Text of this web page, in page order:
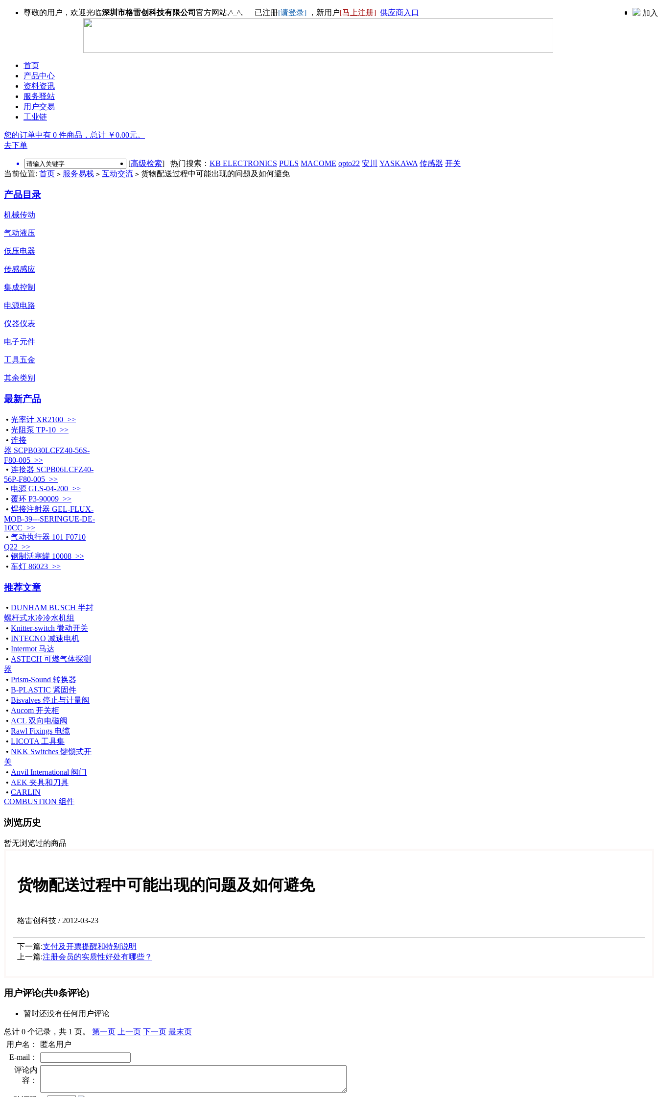
尊敬的用户，欢迎光临深圳市格雷创科技有限公司 官方网站,^_^, 已注册[请登录] ，新用户[马上注册] 供应商入口 加
首页
产品中心
资料资讯
服务驿站
用户交易
工业链
您的订单中有 0 件商品，总计 ￥0.00元。
去下单
[高级检索] 热门搜索： KB ELECTRONICS PULS MACOME opto22 安川 YASKAWA 传感器 开关
当前位置: 首页 > 服务易栈 > 互动交流 > 货物配送过程中可能出现的问题及如何避免
产品目录
机械传动
气动液压
低压电器
传感感应
集成控制
电源电路
仪器仪表
电子元件
工具五金
其余类别
最新产品
• 光率计 XR2100 >>
• 光阻泵 TP-10 >>
• 连接
器 SCPB030LCFZ40-56S-
F80-005 >>
• 连接器 SCPB06LCFZ40-
56P-F80-005 >>
• 电源 GLS-04-200 >>
• 覆环 P3-90009 >>
• 焊接注射器 GEL-FLUX-
MOB-39---SERINGUE-DE-
10CC >>
• 气动执行器 101 F0710
Q22 >>
• 钢制活塞罐 10008 >>
• 车灯 86023 >>
推荐文章
• DUNHAM BUSCH 半封
螺杆式水冷冷水机组
• Knitter-switch 微动开关
• INTECNO 减速电机
• Intermot 马达
• ASTECH 可燃气体探测
器
• Prism-Sound 转换器
• B-PLASTIC 紧固件
• Bisvalves 停止与计量阀
• Aucom 开关柜
• ACL 双向电磁阀
• Rawl Fixings 电缆
• LICOTA 工具集
• NKK Switches 键锁式开
关
• Anvil International 阀门
• AEK 夹具和刀具
• CARLIN
COMBUSTION 组件
浏览历史
暂无浏览过的商品
货物配送过程中可能出现的问题及如何避免
格雷创科技 / 2012-03-23
下一篇:支付及开票提醒和特别说明
上一篇:注册会员的实质性好处有哪些？
用户评论(共0条评论)
暂时还没有任何用户评论
总计 0 个记录，共 1 页。 第一页 上一页 下一页 最末页
用户名：
匿名用户
E-mail：
评论内
容：